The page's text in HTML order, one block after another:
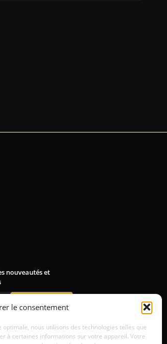
le consentement
nous utilisons des technologies telles que
à certaines informations sur votre appareil. Votre
nouveautés et